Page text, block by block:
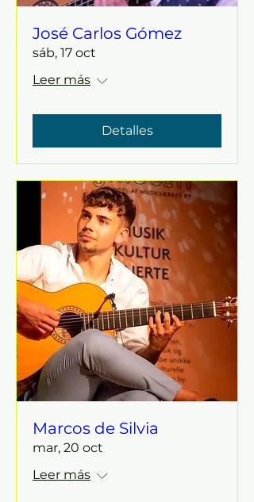
José Carlos Gómez
sáb, 17 oct
Leer más
Detalles
Marcos de Silvia
mar, 20 oct
Leer más